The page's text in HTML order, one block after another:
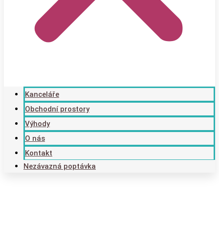
Kanceláře
Obchodní prostory
Výhody
O nás
Kontakt
Nezávazná poptávka